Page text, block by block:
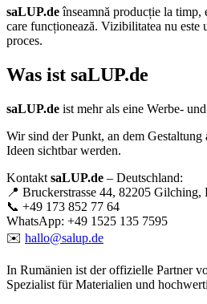
saLUP.deînseamnă producție la timp,
care funcționează. Vizibilitatea nu este
proces.
Was ist saLUP.de
saLUP.de ist mehr als eine Werbe-
Wir sind der Punkt, an dem
Ideen sichtbar werden.
Kontakt saLUP.de – Deutschland:
📍 Bruckerstrasse 44, 82205 Gilching,
📞 +49 173 852 77 64
WhatsApp: +49 1525 135 7595
✉️ hallo@salup.de
In Rumänien ist der offizielle Partner
Spezialist für Materialien und